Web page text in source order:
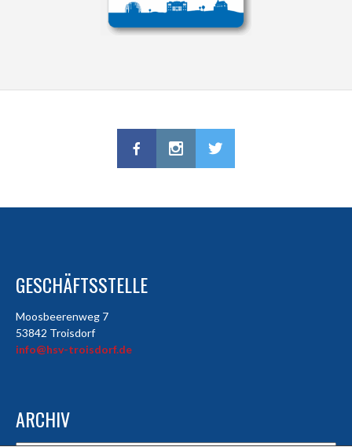
GESCHÄFTSSTELLE
Moosbeerenweg 7
53842 Troisdorf
info@hsv-troisdorf.de
ARCHIV